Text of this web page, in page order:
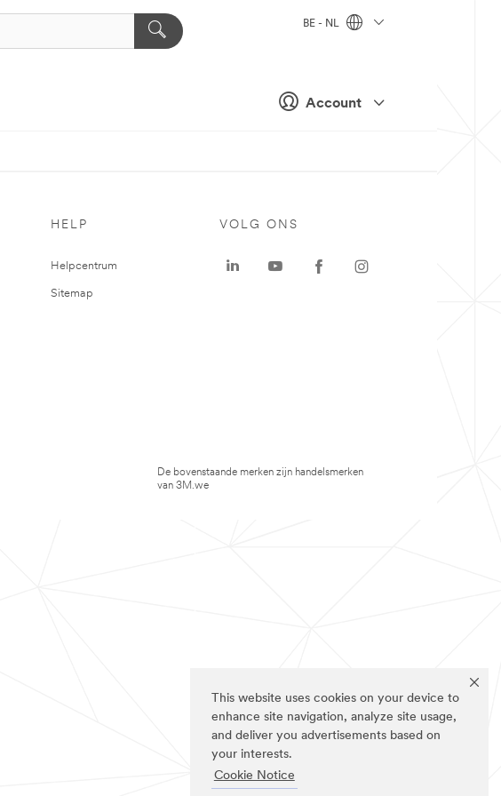
This website uses cookies on your device to
enhance site navigation, analyze site usage,
and deliver you advertisements based on
your interests.
Cookie Notice
Account
BE - NL
HELP
Helpcentrum
Sitemap
VOLG ONS
De bovenstaande merken zijn handelsmerken
van 3M.we